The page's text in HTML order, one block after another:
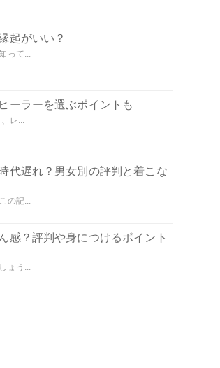
起がいい？
って...
ーラーを選ぶポイントも
レ...
代遅れ？男女別の評判と着こな
の記...
感？評判や身につけるポイント
ょう...